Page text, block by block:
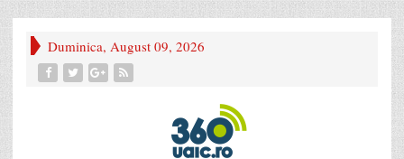
Duminica, August 09, 2026